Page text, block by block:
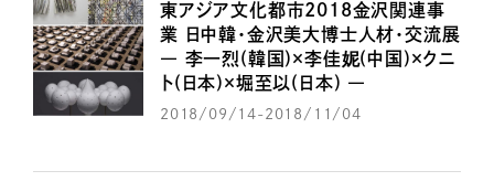
東アジア文化都市2018金沢関連事
業 日中韓・金沢美大博士人材・交流展
― 李一烈(韓国)×李佳妮(中国)×クニ
ト(日本)×堀至以(日本) ―
2018/09/14-2018/11/04